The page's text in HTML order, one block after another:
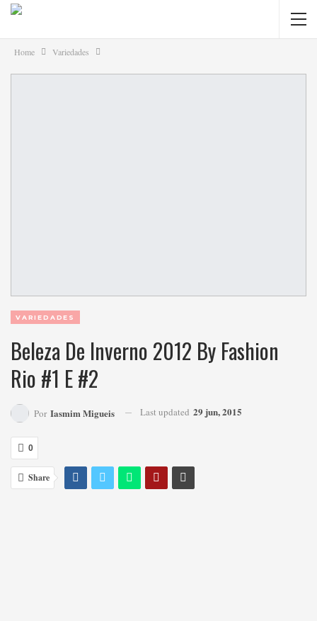
Home Variedades
VARIEDADES
Beleza De Inverno 2012 By Fashion
Rio #1 E #2
Por Iasmim Migueis Last updated 29 jun, 2015
0
Share